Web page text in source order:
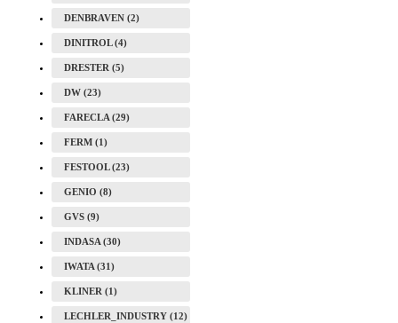
DENBRAVEN (2)
DINITROL (4)
DRESTER (5)
DW (23)
FARECLA (29)
FERM (1)
FESTOOL (23)
GENIO (8)
GVS (9)
INDASA (30)
IWATA (31)
KLINER (1)
LECHLER_INDUSTRY (12)